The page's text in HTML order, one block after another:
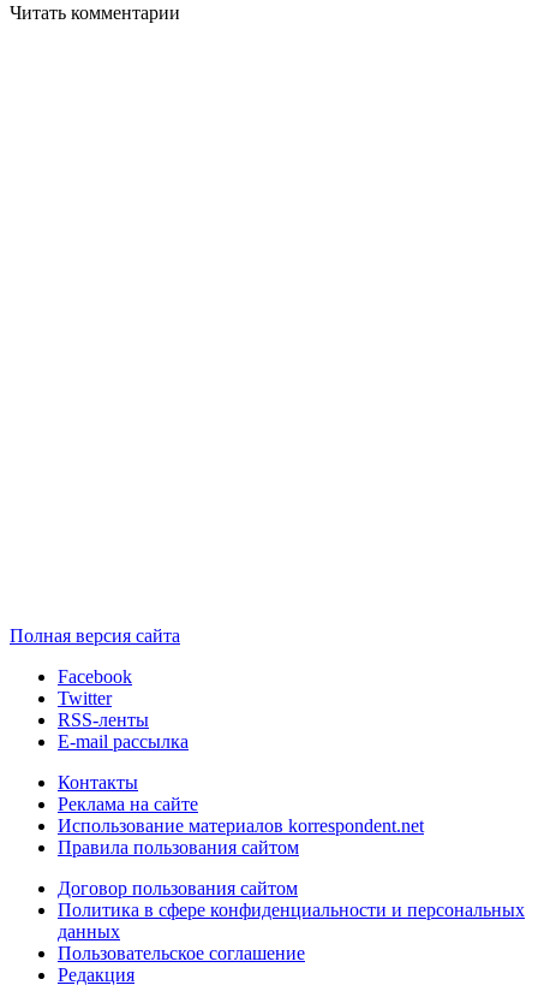
Читать комментарии
Полная версия сайта
Facebook
Twitter
RSS-ленты
E-mail рассылка
Контакты
Реклама на сайте
Использование материалов korrespondent.net
Правила пользования сайтом
Договор пользования сайтом
Политика в сфере конфиденциальности и персональных
данных
Пользовательское соглашение
Редакция